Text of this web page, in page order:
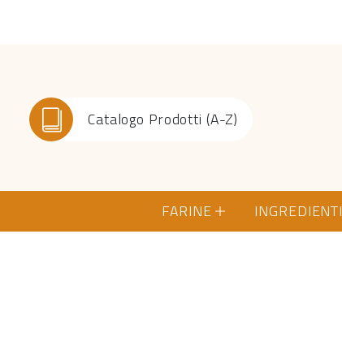
Catalogo Prodotti (A-Z)
FARINE INGREDIENTI